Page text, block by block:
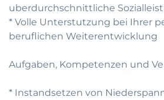
uberdurchschnittliche
* Volle Unterstutzung bei Ihrer
beruflichen Weiterentwicklung
Aufgaben, Kompetenzen und
* Instandsetzen von